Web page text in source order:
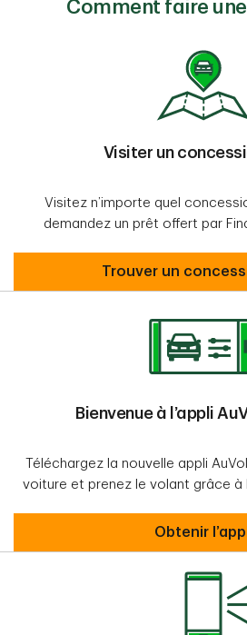
Comment faire
Visiter un
Visitez n’importe quel
demandez un prêt offert par
Visiter un
Trouver un
Bienvenue à l’appli
Téléchargez la nouvelle appli
voiture et prenez le volant grâce à
Bienvenue à
Obtenir